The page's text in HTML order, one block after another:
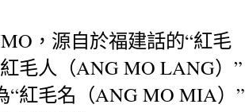
，源自於福建話的“紅毛
毛人（ANG MO LANG）
“紅毛名（ANG MO MIA）